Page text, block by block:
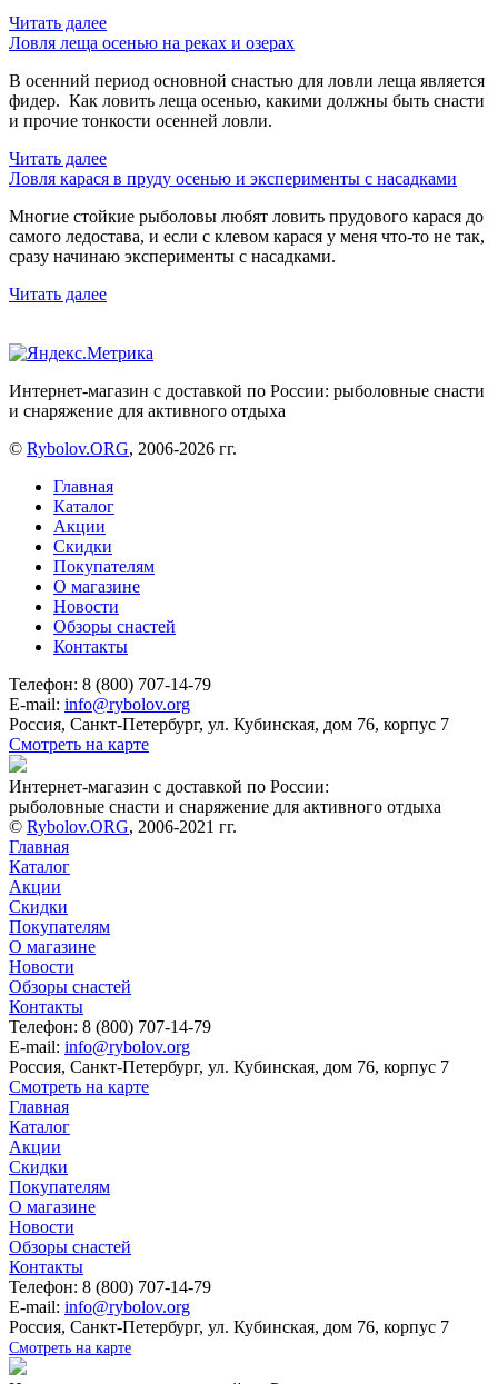
Читать далее
Ловля леща осенью на реках и озерах
В осенний период основной снастью для ловли леща является
фидер. Как ловить леща осенью, какими должны быть снасти
и прочие тонкости осенней ловли.
Читать далее
Ловля карася в пруду осенью и эксперименты с насадками
Многие стойкие рыболовы любят ловить прудового карася до
самого ледостава, и если с клевом карася у меня что-то не так,
сразу начинаю эксперименты с насадками.
Читать далее
Интернет-магазин с доставкой по России: рыболовные снасти
и снаряжение для активного отдыха
© Rybolov.ORG, 2006-2026 гг.
Главная
Каталог
Акции
Скидки
Покупателям
О магазине
Новости
Обзоры снастей
Контакты
Телефон: 8 (800) 707-14-79
E-mail: info@rybolov.org
Россия, Санкт-Петербург, ул. Кубинская, дом 76, корпус 7
Смотреть на карте
Интернет-магазин с доставкой по России:
рыболовные снасти и снаряжение для активного отдыха
© Rybolov.ORG, 2006-2021 гг.
Главная
Каталог
Акции
Скидки
Покупателям
О магазине
Новости
Обзоры снастей
Контакты
Телефон: 8 (800) 707-14-79
E-mail: info@rybolov.org
Россия, Санкт-Петербург, ул. Кубинская, дом 76, корпус 7
Смотреть на карте
Главная
Каталог
Акции
Скидки
Покупателям
О магазине
Новости
Обзоры снастей
Контакты
Телефон: 8 (800) 707-14-79
E-mail: info@rybolov.org
Россия, Санкт-Петербург, ул. Кубинская, дом 76, корпус 7
Смотреть на карте